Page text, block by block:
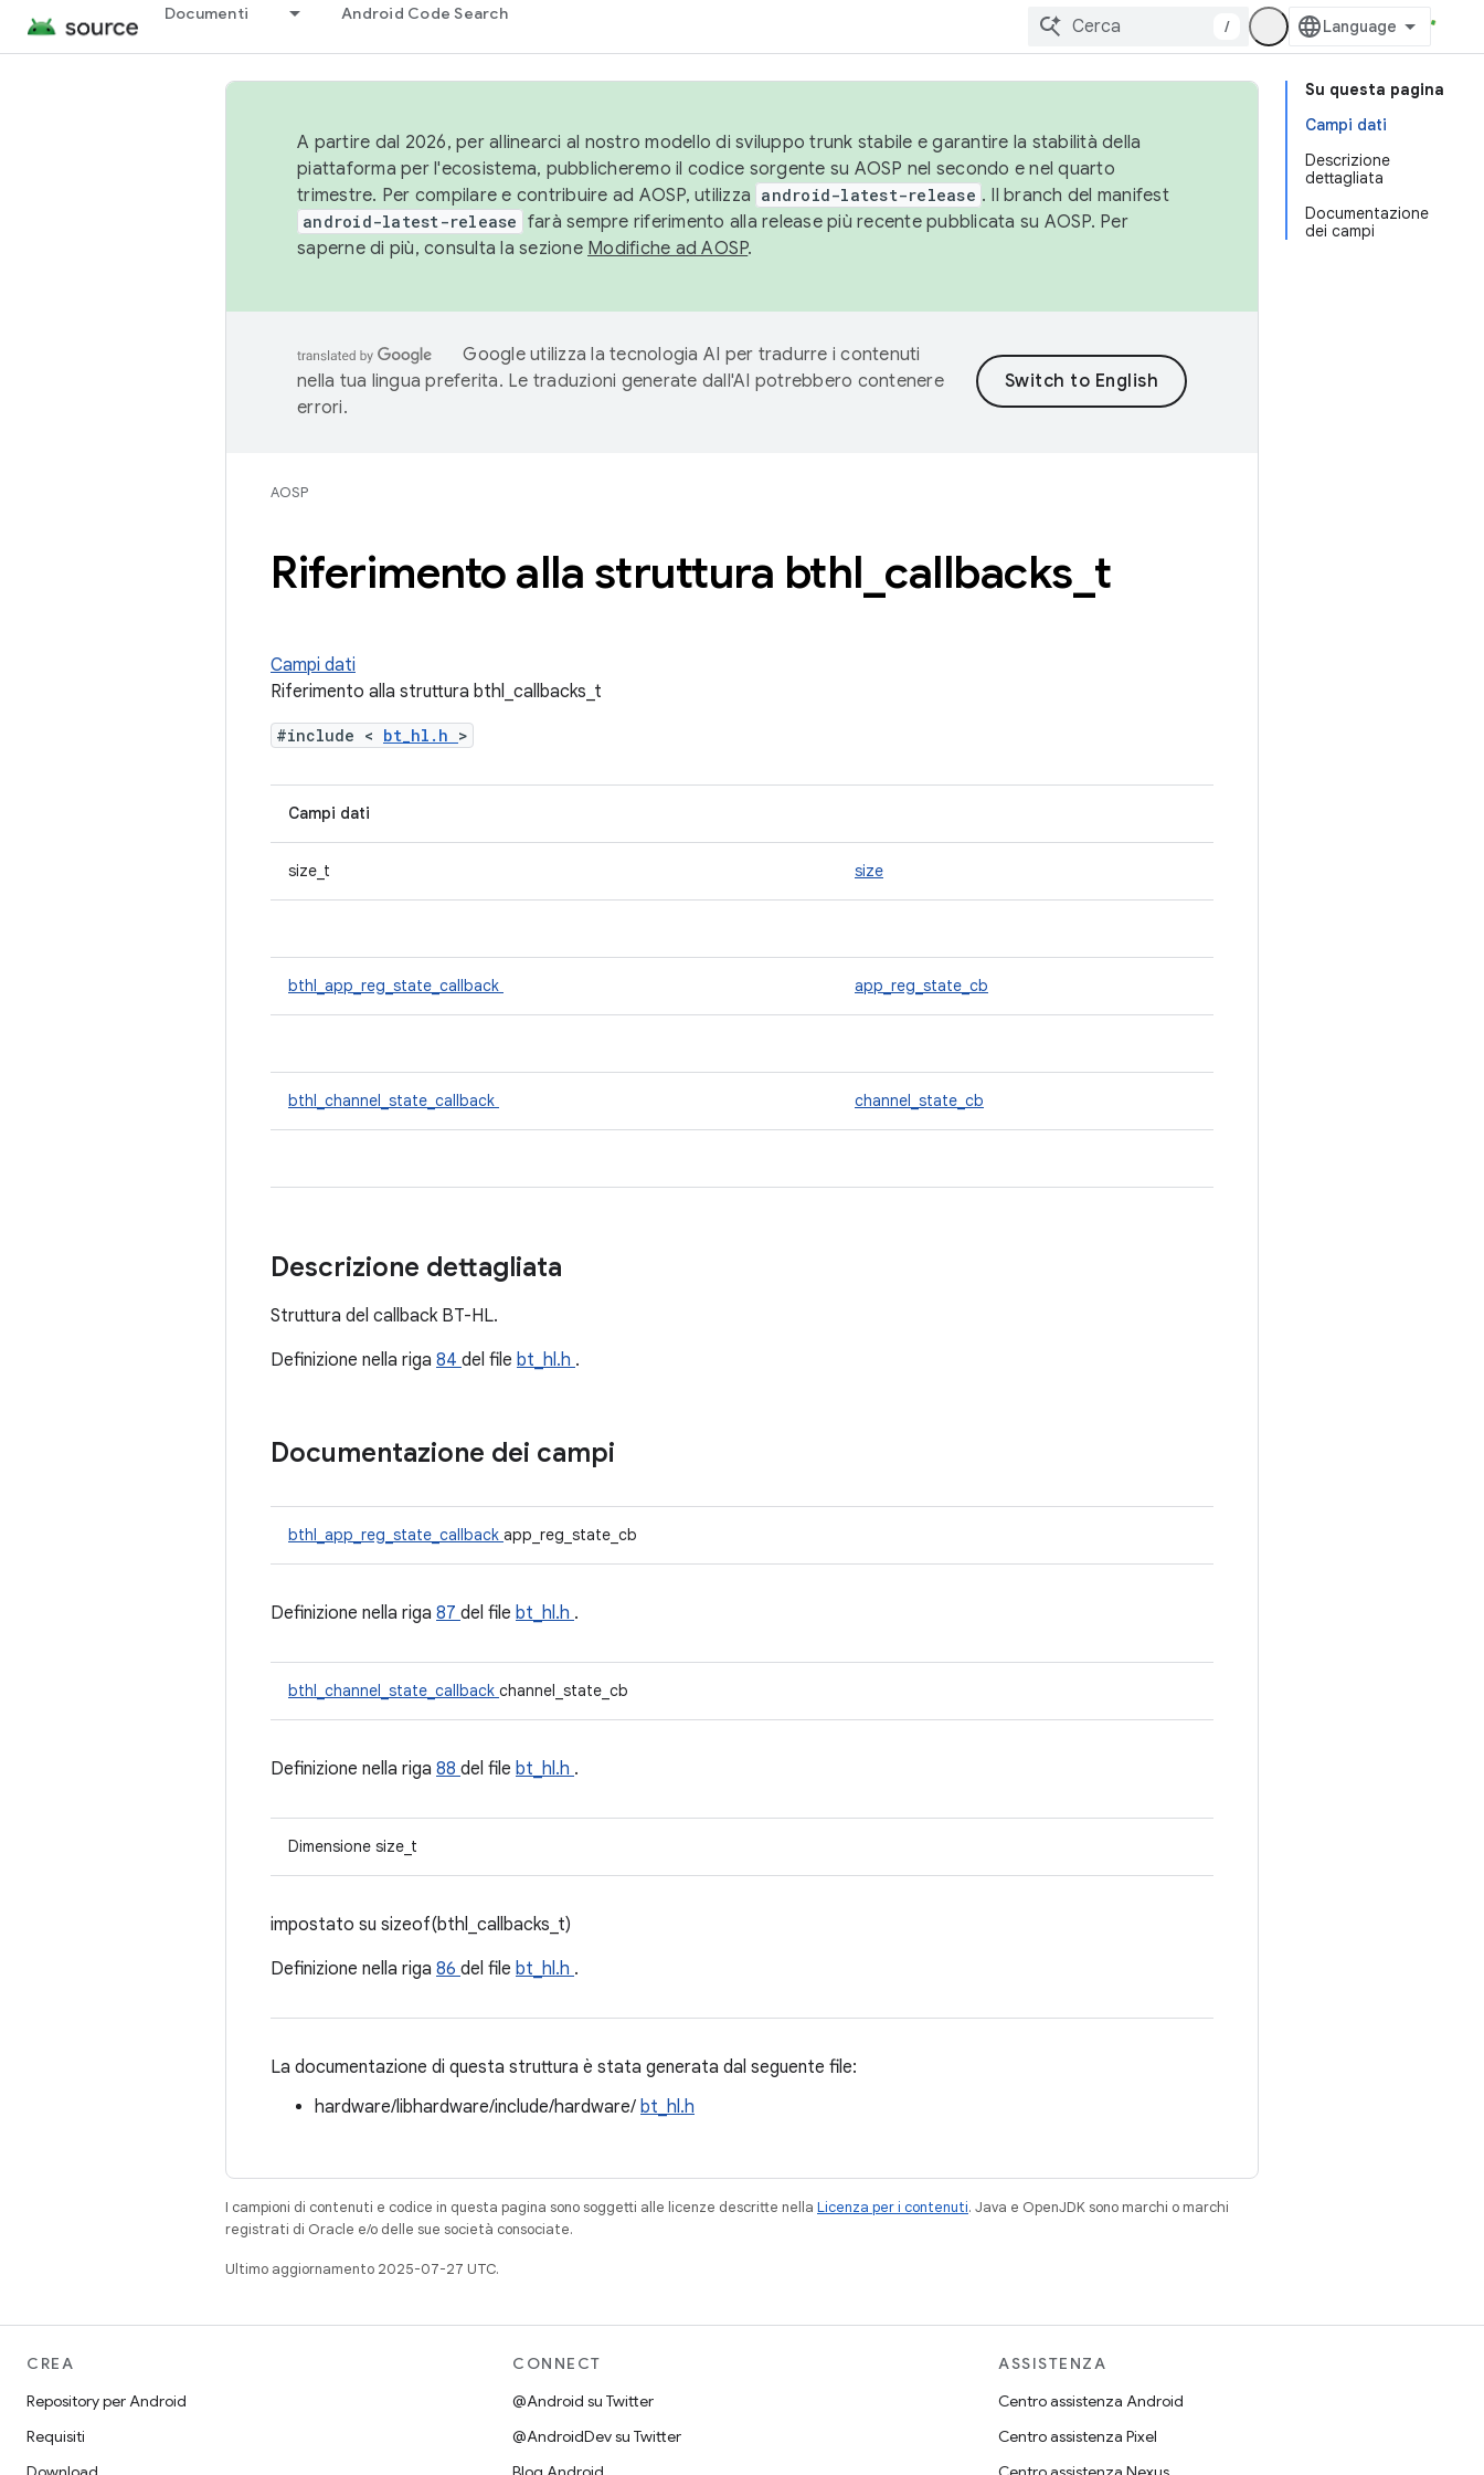
Documenti Android Code Search
/
Su questa pagina
Campi dati
Descrizione
dettagliata
Documentazione
dei campi
A partire dal 2026, per allinearci al nostro modello di sviluppo trunk stabile e garantire la stabilità della
piattaforma per l'ecosistema, pubblicheremo il codice sorgente su AOSP nel secondo e nel quarto
trimestre. Per compilare e contribuire ad AOSP, utilizza android-latest-release . Il branch del manifest
android-latest-release farà sempre riferimento alla release più recente pubblicata su AOSP. Per
saperne di più, consulta la sezione Modifiche ad AOSP.
Google utilizza la tecnologia AI per tradurre i contenuti
nella tua lingua preferita. Le traduzioni generate dall'AI potrebbero contenere
errori.
AOSP
Riferimento alla struttura bthl callbacks t
Campi dati
Riferimento alla struttura bthl_callbacks_t
#include < bt_hl.h >
Campi dati
size_t size
bthl_app_reg_state_callback app_reg_state_cb
bthl_channel_state_callback channel_state_cb
Descrizione dettagliata
Struttura del callback BT-HL.
Definizione nella riga 84 del file bt_hl.h .
Documentazione dei campi
bthl_app_reg_state_callback app_reg_state_cb
Definizione nella riga 87 del file bt_hl.h .
bthl_channel_state_callback channel_state_cb
Definizione nella riga 88 del file bt_hl.h .
Dimensione size_t
impostato su sizeof(bthl_callbacks_t)
Definizione nella riga 86 del file bt_hl.h .
La documentazione di questa struttura è stata generata dal seguente file:
hardware/libhardware/include/hardware/ bt_hl.h
I campioni di contenuti e codice in questa pagina sono soggetti alle licenze descritte nella Licenza per i contenuti. Java e OpenJDK sono marchi o marchi
registrati di Oracle e/o delle sue società consociate.
Ultimo aggiornamento 2025-07-27 UTC.
CREA
Repository per Android
Requisiti
CONNECT
@Android su Twitter
@AndroidDev su Twitter
ASSISTENZA
Centro assistenza Android
Centro assistenza Pixel